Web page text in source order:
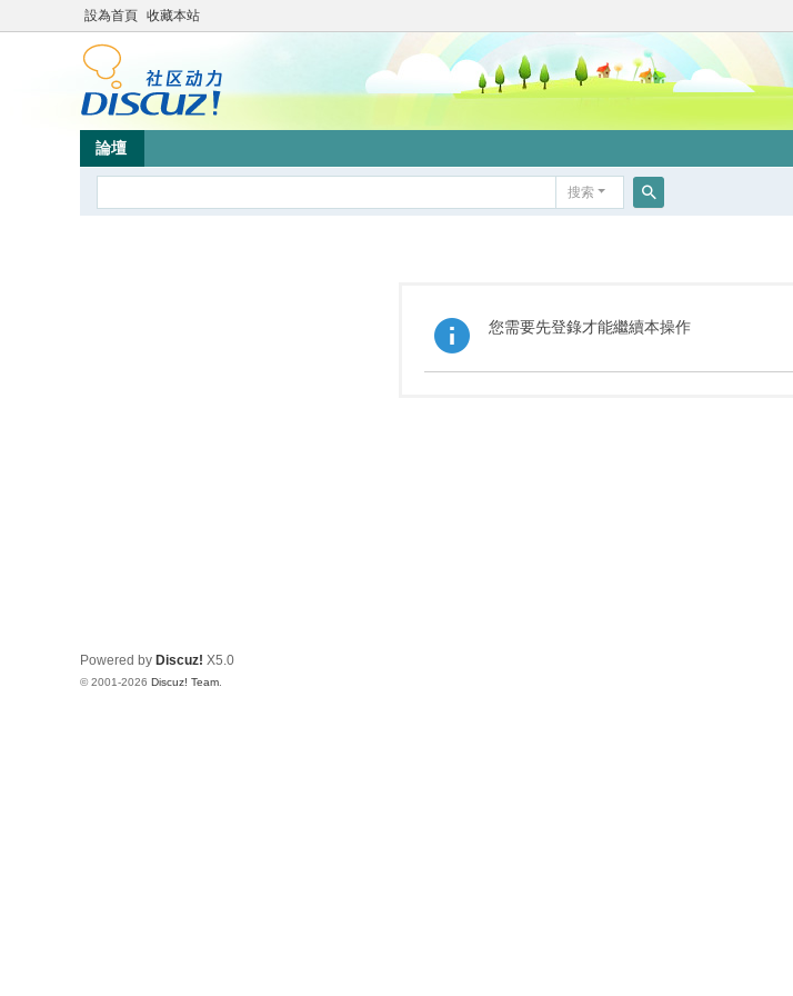
設為首頁 收藏本站
論壇
搜索
您需要先登錄才能繼續本操作
Powered by Discuz! X5.0
© 2001-2026 Discuz! Team